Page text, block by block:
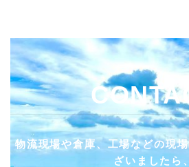
物流現場や倉庫、工場などの現
ざいましたら、